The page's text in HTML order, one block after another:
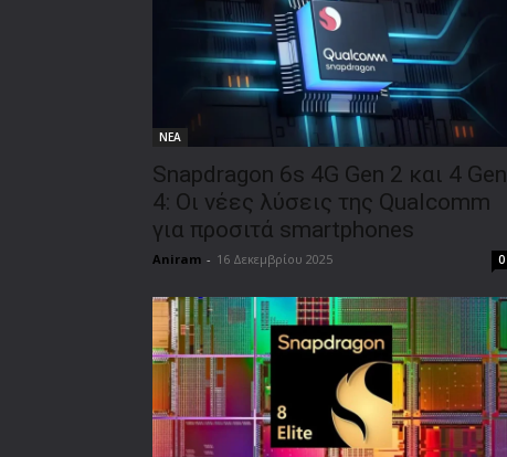
ΝΕΑ
Snapdragon 6s 4G Gen 2 και 4 Gen
4: Οι νέες λύσεις της Qualcomm
για προσιτά smartphones
Aniram - 16 Δεκεμβρίου 2025 0